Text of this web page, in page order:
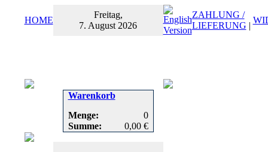
HOME
Freitag,
7. August 2026
ZAHLUNG /
LIEFERUNG |
Warenkorb
Menge:
0
Summe:
0,00 €